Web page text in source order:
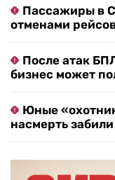
Пассажиры в
отменами
После атак
бизнес может
Юные
насмерть